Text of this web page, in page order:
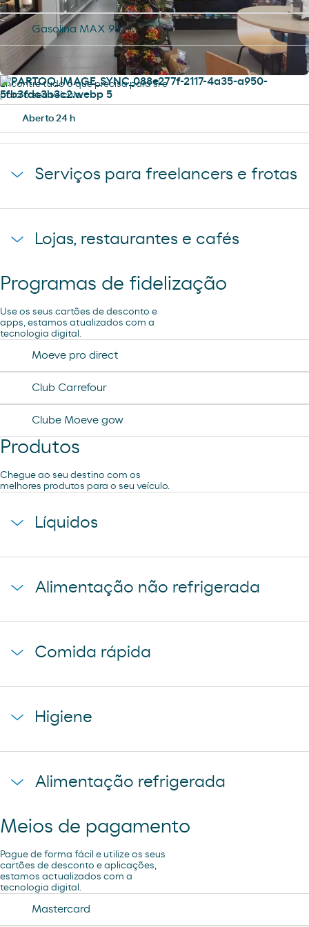
Gasolina MAX 98
Serviços
Encontre tudo o que precisa para si e
para o seu veículo.
Aberto 24 h
Serviços para freelancers e frotas
Lojas, restaurantes e cafés
Cafetaria Restaurante
Loja Moeve Market - Depaso
Programas de fidelização
Use os seus cartões de desconto e
apps, estamos atualizados com a
tecnologia digital.
Moeve pro direct
Club Carrefour
Clube Moeve gow
Produtos
Chegue ao seu destino com os
melhores produtos para o seu veículo.
Líquidos
coca-cola
cerveza mahou clasica
Alimentação não refrigerada
donuts
galletas filipinos
cheetos pandilla
Comida rápida
caffe latte kaiku
sadwich mediterraneo
Higiene
compresas evax
tampax compak
desodorante spray axe
Alimentação refrigerada
coca cao shake
minifuet sticks
jamon curado navidul
chorizo revilla
Meios de pagamento
Pague de forma fácil e utilize os seus
cartões de desconto e aplicações,
estamos actualizados com a
tecnologia digital.
Mastercard